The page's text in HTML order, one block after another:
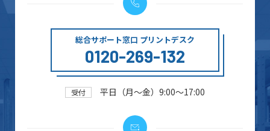
総合サポート窓口 プリントデスク
0120-269-132
受付 平日（月～金）9:00～17:00